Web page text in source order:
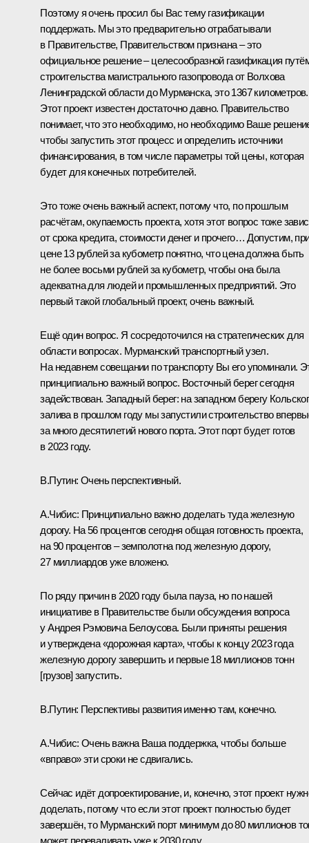
Поэтому я очень просил бы Вас тему газификации
поддержать. Мы это предварительно отрабатывали
в Правительстве, Правительством признана – это
официальное решение – целесообразной газификация
строительства магистрального газопровода от Волхова
Ленинградской области до Мурманска, это 1367 километров.
Этот проект известен достаточно давно. Правительство
понимает, что это необходимо, но необходимо Ваше
чтобы запустить этот процесс и определить источники
финансирования, в том числе параметры той цены, которая
будет для конечных потребителей.
Это тоже очень важный аспект, потому что, по прошлым
расчётам, окупаемость проекта, хотя этот вопрос тоже
от срока кредита, стоимости денег и прочего… Допустим,
цене 13 рублей за кубометр понятно, что цена должна быть
не более восьми рублей за кубометр, чтобы она была
адекватна для людей и промышленных предприятий. Это
первый такой глобальный проект, очень важный.
Ещё один вопрос. Я сосредоточился на стратегических для
области вопросах. Мурманский транспортный узел.
На недавнем совещании по транспорту Вы его упоминали.
принципиально важный вопрос. Восточный берег сегодня
задействован. Западный берег: на западном берегу
залива в прошлом году мы запустили строительство
за много десятилетий нового порта. Этот порт будет готов
в 2023 году.
В.Путин: Очень перспективный.
А.Чибис: Принципиально важно доделать туда железную
дорогу. На 56 процентов сегодня общая готовность проекта,
на 90 процентов – земполотна под железную дорогу,
27 миллиардов уже вложено.
По ряду причин в 2020 году была пауза, но по нашей
инициативе в Правительстве были обсуждения вопроса
уАндрея Рэмовича Белоусова. Были приняты решения
и утверждена «дорожная карта», чтобы к концу 2023 года
железную дорогу завершить и первые 18 миллионов тонн
[грузов] запустить.
В.Путин: Перспективы развития именно там, конечно.
А.Чибис: Очень важна Ваша поддержка, чтобы больше
«вправо» эти сроки не сдвигались.
Сейчас идёт допроектирование, и, конечно, этот проект
доделать, потому что если этот проект полностью будет
завершён, то Мурманский порт минимум до 80 миллионов
может переваливать уже к 2030 году.